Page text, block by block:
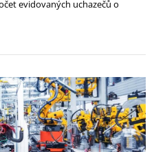
evidovaných uchazečů o